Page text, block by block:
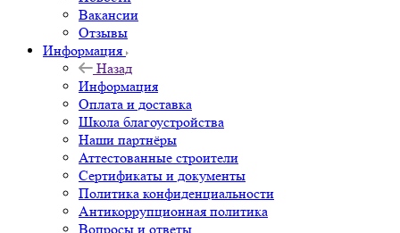
Вакансии
Отзывы
Информация
Назад
Информация
Оплата и доставка
Школа благоустройства
Наши партнёры
Аттестованные строители
Сертификаты и документы
Политика конфиденциальности
Антикоррупционная политика
Вопросы и ответы